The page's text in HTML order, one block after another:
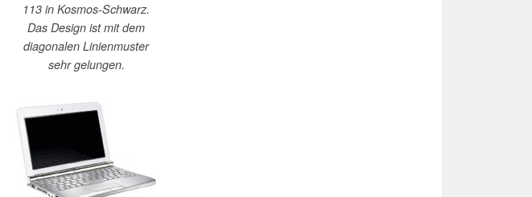
113 in Kosmos-Schwarz.
Das Design ist mit dem
diagonalen Linienmuster
sehr gelungen.